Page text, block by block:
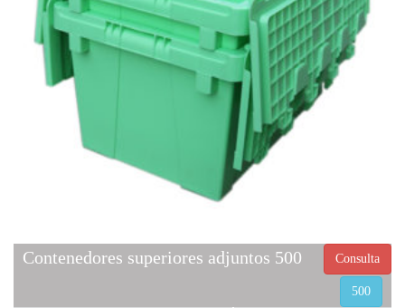
Contenedores superiores adjuntos 500 Consulta
500